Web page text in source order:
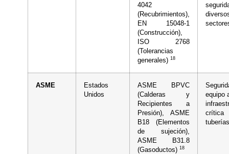
4042
(Recubrimientos),
EN 15048-1
(Construcción),
ISO 2768
(Tolerancias
generales) 18
ASME
Estados
Unidos
ASME BPVC
(Calderas y
Recipientes a
Presión), ASME
B18 (Elementos
de sujeción),
ASME B31.8
(Gasoductos) 18
equipo